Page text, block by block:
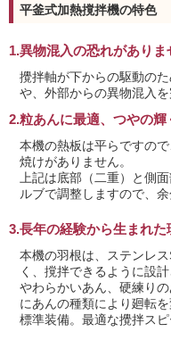
平釜式加熱撹拌機の特色
1.異物混入の恐れがありま
攪拌軸が下からの駆動の
や、外部からの異物混入
2.粒あんに最適、つやの輝
本機の熱板は平らですの
焼けがありません。
上記は底部（二重）と側
ルブで調整しますので、
3.長年の経験から生まれ
本機の羽根は、ステンレ
く、撹拌できるように設計
やわらかいあん、硬練り
にあんの種類により廻転
標準装備。最適な攪拌スピ